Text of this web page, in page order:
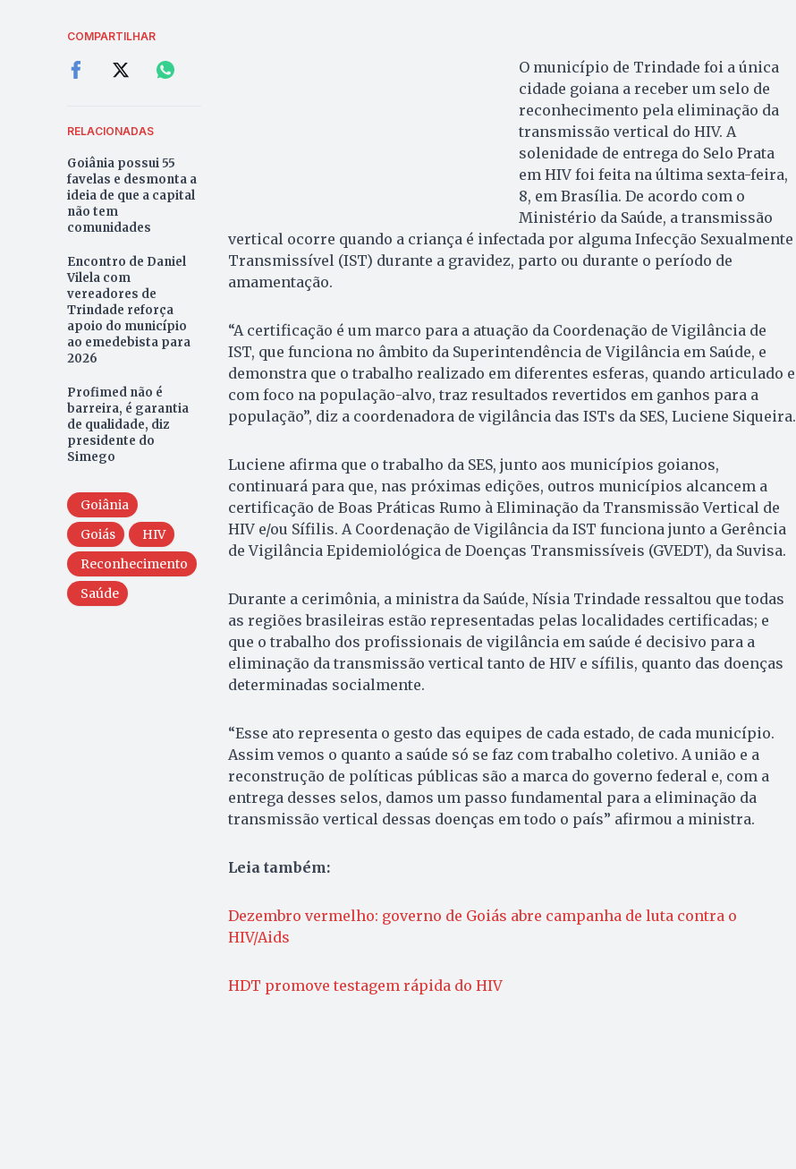
COMPARTILHAR
RELACIONADAS
Goiânia possui 55
favelas e desmonta a
ideia de que a capital
não tem
comunidades
Encontro de Daniel
Vilela com
vereadores de
Trindade reforça
apoio do município
ao emedebista para
2026
Profimed não é
barreira, é garantia
de qualidade, diz
presidente do
Simego
Goiânia
Goiás
HIV
Reconhecimento
Saúde
O município de Trindade foi a única
cidade goiana a receber um selo de
reconhecimento pela eliminação da
transmissão vertical do HIV. A
solenidade de entrega do Selo Prata
em HIV foi feita na última sexta-feira,
8, em Brasília. De acordo com o
Ministério da Saúde, a transmissão
vertical ocorre quando a criança é infectada por alguma Infecção Sexualmente
Transmissível (IST) durante a gravidez, parto ou durante o período de
amamentação.
“A certificação é um marco para a atuação da Coordenação de Vigilância de
IST, que funciona no âmbito da Superintendência de Vigilância em Saúde, e
demonstra que o trabalho realizado em diferentes esferas, quando articulado e
com foco na população-alvo, traz resultados revertidos em ganhos para a
população”, diz a coordenadora de vigilância das ISTs da SES, Luciene Siqueira.
Luciene afirma que o trabalho da SES, junto aos municípios goianos,
continuará para que, nas próximas edições, outros municípios alcancem a
certificação de Boas Práticas Rumo à Eliminação da Transmissão Vertical de
HIV e/ou Sífilis. A Coordenação de Vigilância da IST funciona junto a Gerência
de Vigilância Epidemiológica de Doenças Transmissíveis (GVEDT), da Suvisa.
Durante a cerimônia, a ministra da Saúde, Nísia Trindade ressaltou que todas
as regiões brasileiras estão representadas pelas localidades certificadas; e
que o trabalho dos profissionais de vigilância em saúde é decisivo para a
eliminação da transmissão vertical tanto de HIV e sífilis, quanto das doenças
determinadas socialmente.
“Esse ato representa o gesto das equipes de cada estado, de cada município.
Assim vemos o quanto a saúde só se faz com trabalho coletivo. A união e a
reconstrução de políticas públicas são a marca do governo federal e, com a
entrega desses selos, damos um passo fundamental para a eliminação da
transmissão vertical dessas doenças em todo o país” afirmou a ministra.
Leia também:
Dezembro vermelho: governo de Goiás abre campanha de luta contra o
HIV/Aids
HDT promove testagem rápida do HIV